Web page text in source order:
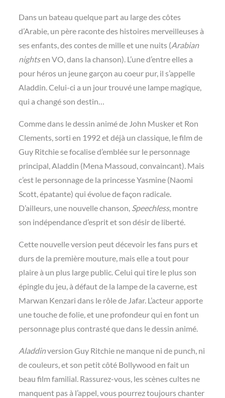
Dans un bateau quelque part au large des côtes
d’Arabie, un père raconte des histoires merveilleuses à
ses enfants, des contes de mille et une nuits (Arabian
nightsen VO, dans la chanson). L’uned’entre elles a
pour héros un jeune garçon au coeur pur, il s’appelle
Aladdin. Celui-ci a un jour trouvé une lampe magique,
qui a changé son destin…
Comme dans le dessin animé de John Musker et Ron
Clements, sorti en 1992 et déjà un classique, le film de
Guy Ritchie se focalise d’emblée sur le personnage
principal, Aladdin (Mena Massoud, convaincant). Mais
c’est le personnage de la princesse Yasmine (Naomi
Scott, épatante) qui évolue de façon radicale.
D’ailleurs, une nouvelle chanson, Speechless, montre
son indépendance d’esprit et son désir de liberté.
Cette nouvelle version peut décevoir les fans purs et
durs de la première mouture, mais elle a tout pour
plaire à un plus large public. Celui qui tire le plus son
épingle du jeu, à défaut de la lampe de la caverne, est
Marwan Kenzari dans le rôle de Jafar. L’acteur apporte
une touche de folie, et une profondeur qui en font un
personnage plus contrasté que dans le dessin animé.
Aladdinversion Guy Ritchie ne manque ni de punch, ni
de couleurs, et son petit côté Bollywood en fait un
beau film familial. Rassurez-vous, les scènes cultes ne
manquent pas à l’appel, vous pourrez toujours chanter